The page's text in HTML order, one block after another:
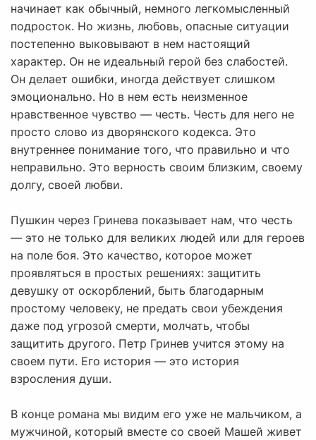
начинает как обычный, немного легкомысленный
подросток. Но жизнь, любовь, опасные ситуации
постепенно выковывают в нем настоящий
характер. Он не идеальный герой без слабостей.
Он делает ошибки, иногда действует слишком
эмоционально. Но в нем есть неизменное
нравственное чувство — честь. Честь для него не
просто слово из дворянского кодекса. Это
внутреннее понимание того, что правильно и что
неправильно. Это верность своим близким, своему
долгу, своей любви.
Пушкин через Гринева показывает нам, что честь
— это не только для великих людей или для героев
на поле боя. Это качество, которое может
проявляться в простых решениях: защитить
девушку от оскорблений, быть благодарным
простому человеку, не предать свои убеждения
даже под угрозой смерти, молчать, чтобы
защитить другого. Петр Гринев учится этому на
своем пути. Его история — это история
взросления души.
В конце романа мы видим его уже не мальчиком, а
мужчиной, который вместе со своей Машей живет